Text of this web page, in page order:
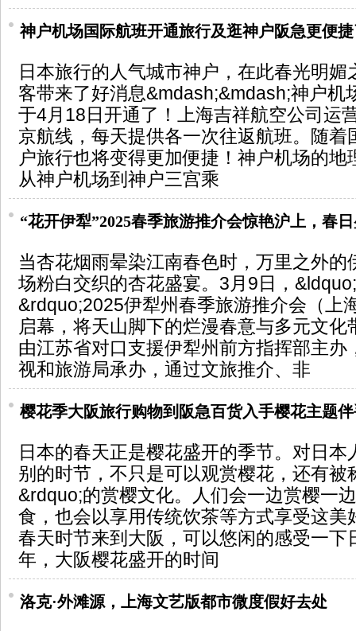
神户机场国际航班开通旅行及逛神户阪急更便
日本旅行的人气城市神户，在此春光明媚
客带来了好消息&mdash;&mdash;神户机
于4月18日开通了！上海吉祥航空公司运
京航线，每天提供各一次往返航班。随着
户旅行也将变得更加便捷！神户机场的地
从神户机场到神户三宫乘
“花开伊犁”2025春季旅游推介会惊艳沪上，春
当杏花烟雨晕染江南春色时，万里之外的
场粉白交织的杏花盛宴。3月9日，
&rdquo;2025伊犁州春季旅游推介会（上
启幕，将天山脚下的烂漫春意与多元文化
由江苏省对口支援伊犁州前方指挥部主办
视和旅游局承办，通过文旅推介、非
樱花季大阪旅行购物到阪急百货入手樱花主题
日本的春天正是樱花盛开的季节。对日本
别的时节，不只是可以观赏樱花，还有被
&rdquo;的赏樱文化。人们会一边赏樱一
食，也会以享用传统饮茶等方式享受这美
春天时节来到大阪，可以悠闲的感受一下
年，大阪樱花盛开的时间
洛克·外滩源，上海文艺版都市微度假好去处